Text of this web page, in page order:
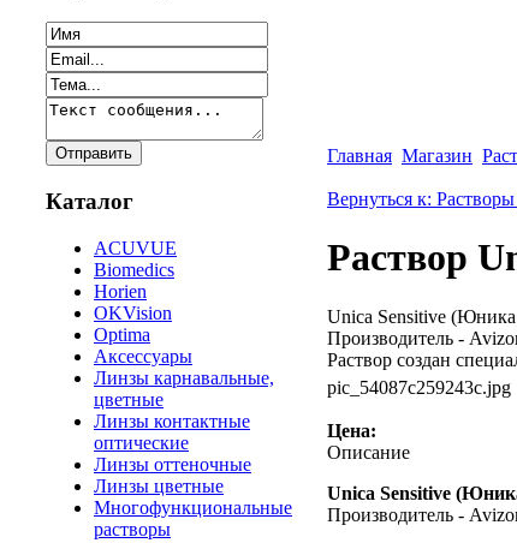
Каталог
ACUVUE
Biomedics
Horien
OKVision
Optima
Аксессуары
Линзы карнавальные,
цветные
Линзы контактные
оптические
Линзы оттеночные
Линзы цветные
Многофункциональные
растворы
Главная Магазин
Вернуться к:
Раствор
Unica Sensitive (Юника
Производитель -
Раствор создан
pic_54087c259243c.jpg
Цена:
Описание
Unica Sensitive
Производитель -